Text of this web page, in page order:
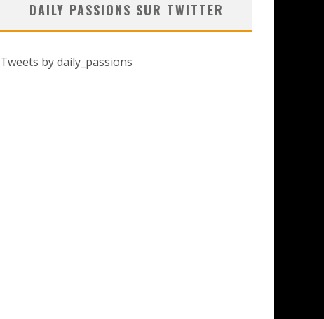
DAILY PASSIONS SUR TWITTER
Tweets by daily_passions